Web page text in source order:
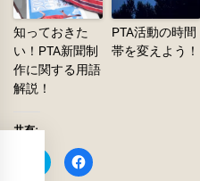
知っておきた
い！PTA新聞制
作に関する用語
解説！
PTA活動の時間
帯を変えよう！
共有:
ク
リ
Facebook
で